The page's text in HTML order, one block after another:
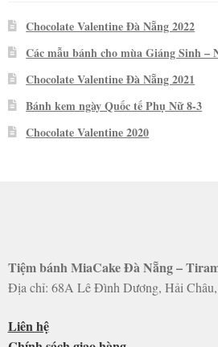
Chocolate Valentine Đà Nẵng 2022
Các mẫu bánh cho mùa Giáng Sinh –
Chocolate Valentine Đà Nẵng 2021
Bánh kem ngày Quốc tế Phụ Nữ 8-3
Chocolate Valentine 2020
Tiệm bánh MiaCake Đà Nẵng –
Địa chỉ: 68A Lê Đình Dương, Hải
Liên hệ